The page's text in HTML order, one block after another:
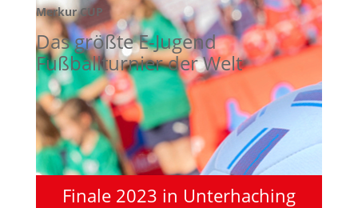
Merkur CUP
Das größte E-Jugend
Fußballturnier der Welt
Finale 2023 in Unterhaching